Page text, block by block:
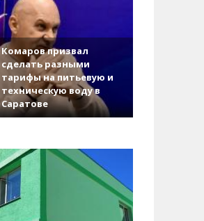
Комаров призвал
сделать разными
тарифы на питьевую и
техническую воду в
Саратове